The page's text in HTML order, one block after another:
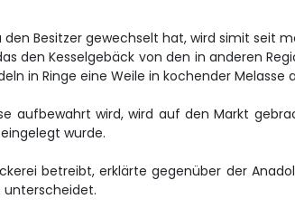
den Besitzer gewechselt hat, wird simit seit
den Kesselgebäck von den in anderen
in Ringe eine Weile in kochender Melasse
aufbewahrt wird, wird auf den Markt
wurde.
betreibt, erklärte gegenüber der
unterscheidet.